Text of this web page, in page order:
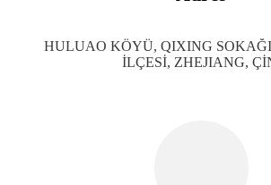
HULUAO KÖYÜ, QIXING
İLÇESİ, ZHEJIANG,